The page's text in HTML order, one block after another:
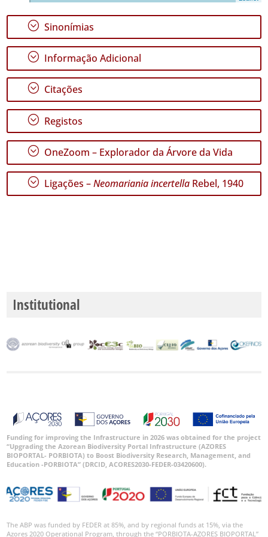
GBIF -
Ocorrências
🔗 GBIF
Portugal
World
; Sinonímias
; Informação Adicional
; Citações
; Registos
; OneZoom – Explorador da Árvore da Vida
; Ligações –Neomariania incertella Rebel, 1940
Institutional
Funding for improving the Infrastructure in 2026 was obtained for the project
“Upgrading the Azorean Biodiversity Portal Infrastructure (AZORES
BIOPORTAL- PORBIOTA) to Boost Biodiversity Research, Management, and
Education -PORBIOTA” (DRCID, ACORES2030-FEDER-03420600).
The ABP was funded by FEDER at 85%, and by regional funds at 15%, via the
Azores 2020 Operational Program, through the “PORBIOTA-AZORES BIOPORTAL”